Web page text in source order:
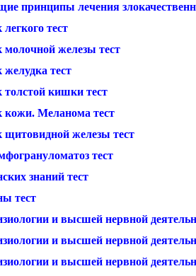
принципы лечения
тест
железы тест
тест
кишки тест
кожи. Меланома тест
щитовидной железы тест
тест
знаний тест
тест
и высшей нервной
и высшей нервной
и высшей нервной